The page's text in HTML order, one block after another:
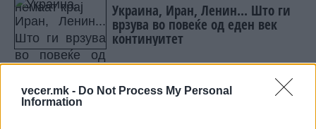
vecer.mk - Do Not Process My Personal
Information
Украина, Иран, Ленин... Што ги
врзува во повеќе од еден век
континуитет
организаторите на атентат врз Хитлер, но овие
наводи се сметаат за субјективно додавање